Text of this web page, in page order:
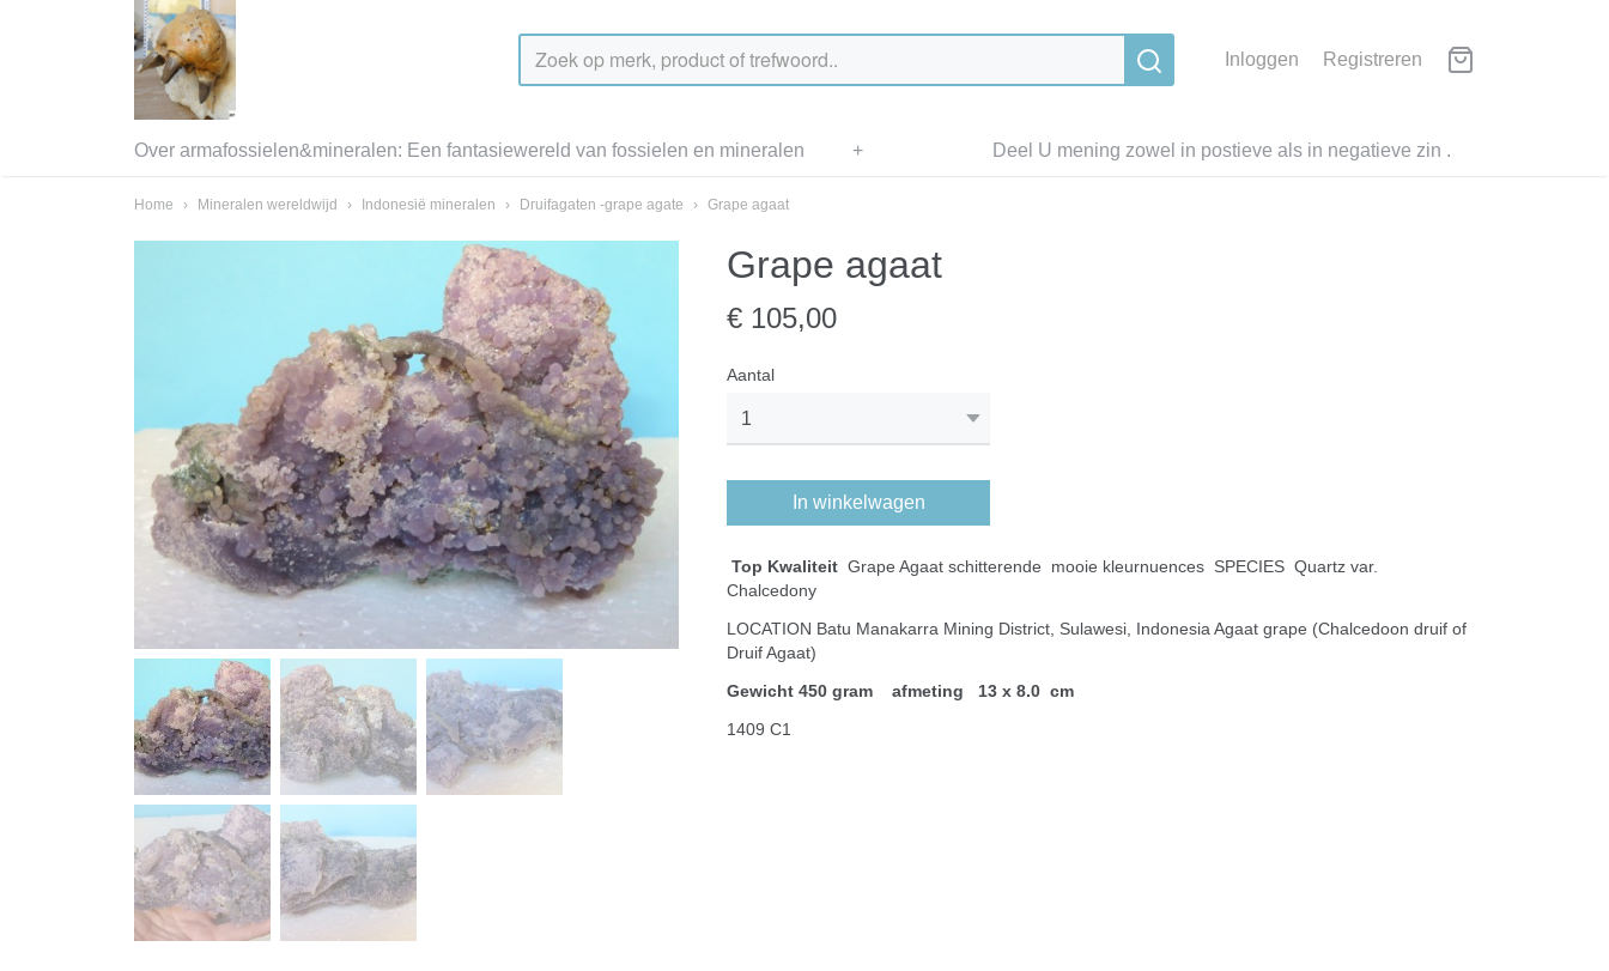
Inloggen Registreren
Deel U mening zowel in postieve als in negatieve zin .
Over armafossielen&mineralen: Een fantasiewereld van fossielen en mineralen +
Home › Mineralen wereldwijd › Indonesië mineralen › Druifagaten -grape agate › Grape agaat
Grape agaat
€ 105,00
Aantal
In winkelwagen
Top Kwaliteit Grape Agaat schitterende mooie kleurnuences SPECIES Quartz var.
Chalcedony
LOCATION Batu Manakarra Mining District, Sulawesi, Indonesia Agaat grape (Chalcedoon druif of
Druif Agaat)
Gewicht 450 gram afmeting 13 x 8.0 cm
1409 C1